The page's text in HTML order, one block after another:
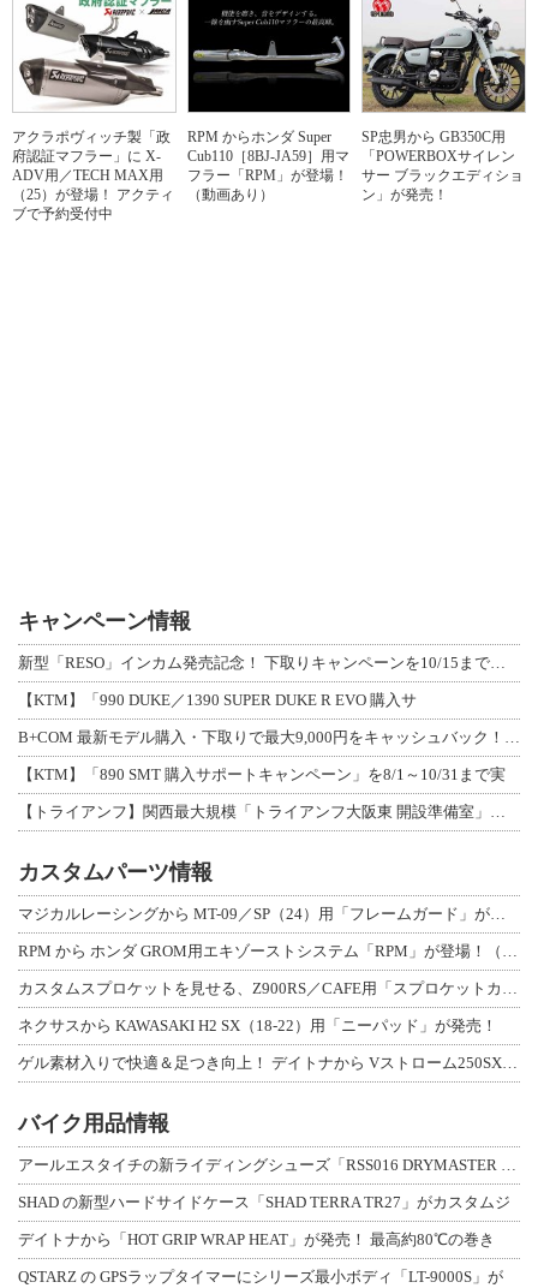
アクラポヴィッチ製「政
府認証マフラー」に X-
ADV用／TECH MAX用
（25）が登場！ アクティ
ブで予約受付中
RPM からホンダ Super
Cub110［8BJ-JA59］用マ
フラー「RPM」が登場！
（動画あり）
SP忠男から GB350C用
「POWERBOXサイレン
サー ブラックエディショ
ン」が発売！
キャンペーン情報
新型「RESO」インカム発売記念！ 下取りキャンペーンを10/15まで延長して開
【KTM】「990 DUKE／1390 SUPER DUKE R EVO 購入サ
B+COM 最新モデル購入・下取りで最大9,000円をキャッシュバック！「B+F
【KTM】「890 SMT 購入サポートキャンペーン」を8/1～10/31まで実
【トライアンフ】関西最大規模「トライアンフ大阪東 開設準備室」がオープン！ 限定
カスタムパーツ情報
マジカルレーシングから MT-09／SP（24）用「フレームガード」が登場！
RPM から ホンダ GROM用エキゾーストシステム「RPM」が登場！（動画あり
カスタムスプロケットを見せる、Z900RS／CAFE用「スプロケットカバーフルキ
ネクサスから KAWASAKI H2 SX（18-22）用「ニーパッド」が発売！
ゲル素材入りで快適＆足つき向上！ デイトナから Vストローム250SX用「快適ロ
バイク用品情報
アールエスタイチの新ライディングシューズ「RSS016 DRYMASTER スト
SHAD の新型ハードサイドケース「SHAD TERRA TR27」がカスタムジ
デイトナから「HOT GRIP WRAP HEAT」が発売！ 最高約80℃の巻き
QSTARZ の GPSラップタイマーにシリーズ最小ボディ「LT-9000S」が